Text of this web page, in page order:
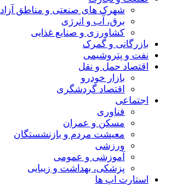
شهرک های صنعتی و مناطق آزاد
برق، آب و انرژی
کشاورزی و صنایع غذایی
بازرگانی و گمرک
نفت و پتروشیمی
اقتصاد حمل و نقل
بازار خودرو
اقتصاد گردشگری
اجتماعی
فناوری
مسکن و عمران
معیشت مردم و بازنشستگان
ورزشی
آموزشی و عمومی
پزشکی، بهداشت و زیبایی
استارت اپ ها